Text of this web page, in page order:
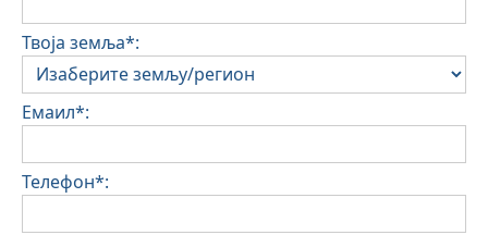
Твоја земља*:
Емаил*:
Телефон*: